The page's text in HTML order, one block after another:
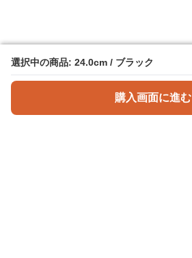
選択中の商品: 24.0cm / ブラック
購入画面に進む
選択中の商品: 24.0cm / ブラック
購入画面に進む